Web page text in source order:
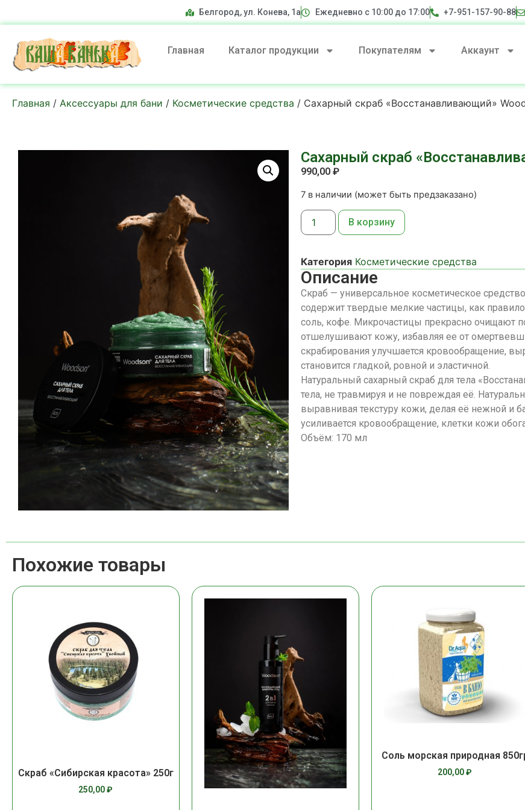
Белгород, ул. Конева, 1а Ежедневно с 10:00 до 17:00 +7-951-157-90-88
Главная Каталог продукции Покупателям Аккаунт
Главная / Аксессуары для бани / Косметические средства / Сахарный скраб «Восстанавливающий»
Сахарный скраб
990,00 ₽
7 в наличии (может быть предзаказано)
В корзину
Категория Косметические средства
Описание
Скраб — универсальное косметическое
содержит твердые мелкие частицы, как
соль, кофе. Микрочастицы прекрасно очищают
отшелушивают кожу, избавляя ее от
скрабирования улучшается кровообращение,
становится гладкой, ровной и эластичной.
Натуральный сахарный скраб для тела
тела, не травмируя и не повреждая её.
выравнивая текстуру кожи, делая её нежной и
усиливается кровообращение, клетки кожи
Объём: 170 мл
Похожие товары
Скраб «Сибирская красота» 250г
250,00₽
Соль морская природная
200,00₽